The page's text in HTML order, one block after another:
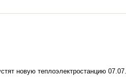
новую теплоэлектростанцию